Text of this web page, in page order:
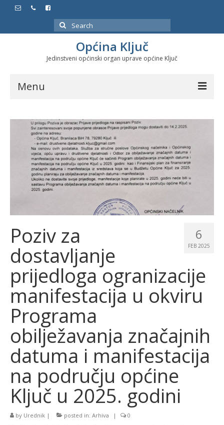
Search
for:
Općina Ključ
Jedinstveni općinski organ uprave općine Ključ
Menu
Službeni glasnici
Javne nabavke
Značajni datumi i manifestacije
Program energetske efikasnosti u stambenom
6
FEB 2025
Poziv za
dostavljanje
prijedloga ogranizacije
manifestacija u okviru
Programa
obilježavanja značajnih
datuma i manifestacija
na području općine
Ključ u 2025. godini
by Urednik | posted in: Arhiva | 0